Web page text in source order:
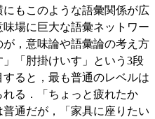
もこのような語彙関係が広
場に巨大な語彙ネットワー
，意味論や語彙論の考え方
「肘掛けいす」という3段
ると，最も普通のレベルは
る．「ちょっと疲れたか
通だが，「家具に座りたい